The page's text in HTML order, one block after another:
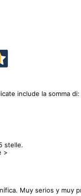
include la somma di:
stelle.
>
Muy serios y muy